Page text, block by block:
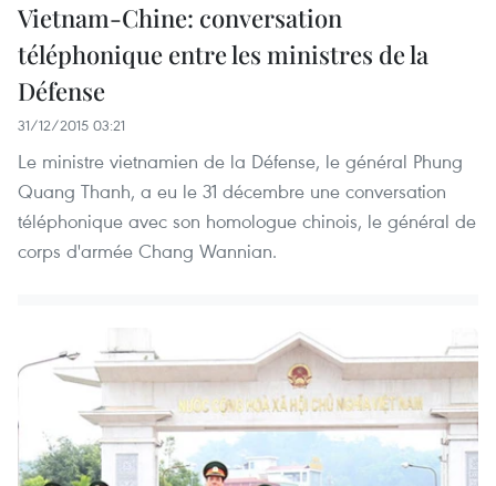
Vietnam-Chine: conversation
téléphonique entre les ministres de la
Défense
31/12/2015 03:21
Le ministre vietnamien de la Défense, le général Phung
Quang Thanh, a eu le 31 décembre une conversation
téléphonique avec son homologue chinois, le général de
corps d'armée Chang Wannian.